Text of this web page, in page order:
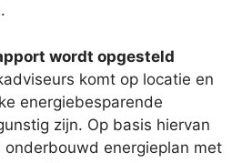
wordt opgesteld
komt op locatie en
energiebesparende
zijn. Op basis hiervan
onderbouwd energieplan met